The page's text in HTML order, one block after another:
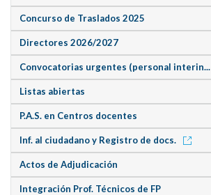
Concurso de Traslados 2025
Directores 2026/2027
Convocatorias urgentes (personal interin...
Listas abiertas
P.A.S. en Centros docentes
Inf. al ciudadano y Registro de docs.
Actos de Adjudicación
Integración Prof. Técnicos de FP